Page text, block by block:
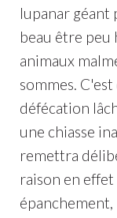
lupanar géant
beau être peu
animaux
sommes.
défécation
une chiasse
remettra
raison en